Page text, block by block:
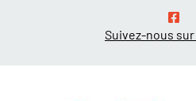
Suivez-nous